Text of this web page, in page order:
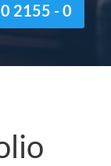
2155 - 0